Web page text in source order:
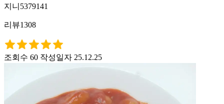
지니5379141
리뷰1308
조회수 60 작성일자 25.12.25